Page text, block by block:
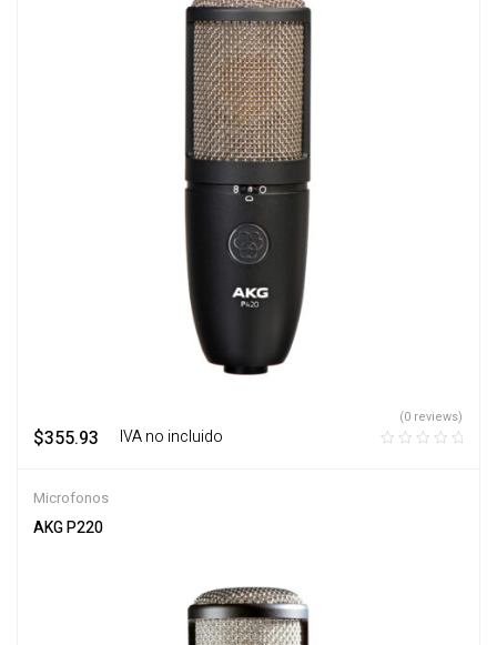
$355.93 ‎ ‎ ‎ IVA no incluido
(0 reviews)
Microfonos
AKG P220